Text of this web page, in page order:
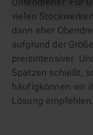
vielen
dann eher
aufgrund der
preisintensiver.
Spatzen schießt,
häufigkönnen wir
Lösung empfehlen.